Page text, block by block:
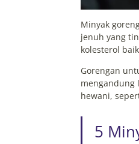
Minyak
jenuh yang
kolesterol
Gorengan
mengandung
hewani,
5